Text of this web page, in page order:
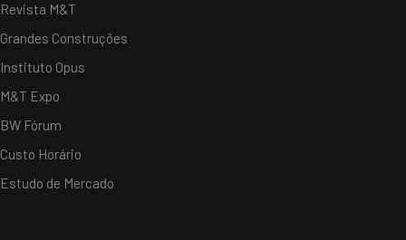
Revista M&T
Grandes Construções
Instituto Opus
M&T Expo
BW Fórum
Custo Horário
Estudo de Mercado